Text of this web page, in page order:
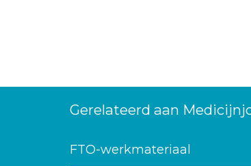
Gerelateerd aan
FTO-werkmateriaal